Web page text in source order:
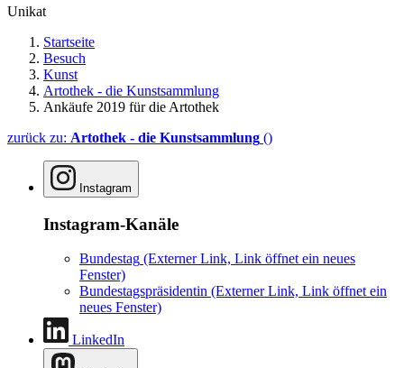
Unikat
Startseite
Besuch
Kunst
Artothek - die Kunstsammlung
Ankäufe 2019 für die Artothek
zurück zu: Artothek - die Kunstsammlung ()
Instagram
Instagram-Kanäle
Bundestag (Externer Link, Link öffnet ein neues
Fenster)
Bundestagspräsidentin (Externer Link, Link öffnet ein
neues Fenster)
LinkedIn